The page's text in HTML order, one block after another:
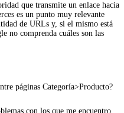
que transmite un enlace hacia
es un punto muy relevante
de URLs y, si el mismo está
no comprenda cuáles son las
páginas Categoría>Producto?
con los que me encuentro